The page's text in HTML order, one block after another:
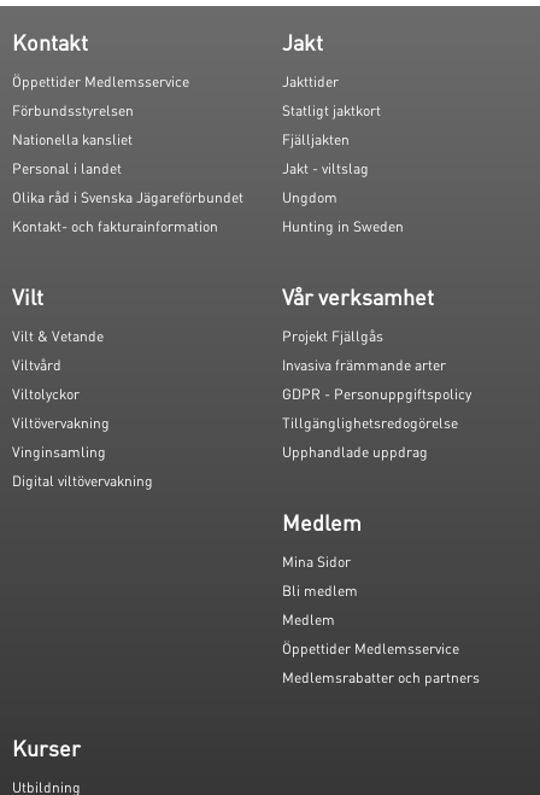
Kontakt
Öppettider Medlemsservice
Förbundsstyrelsen
Nationella kansliet
Personal i landet
Olika råd i Svenska Jägareförbundet
Kontakt- och fakturainformation
Jakt
Jakttider
Statligt jaktkort
Fjälljakten
Jakt - viltslag
Ungdom
Hunting in Sweden
Vilt
Vilt & Vetande
Viltvård
Viltolyckor
Viltövervakning
Vinginsamling
Digital viltövervakning
Vår verksamhet
Projekt Fjällgås
Invasiva främmande arter
GDPR - Personuppgiftspolicy
Tillgänglighetsredogörelse
Upphandlade uppdrag
Medlem
Mina Sidor
Bli medlem
Medlem
Öppettider Medlemsservice
Medlemsrabatter och partners
Kurser
Utbildning